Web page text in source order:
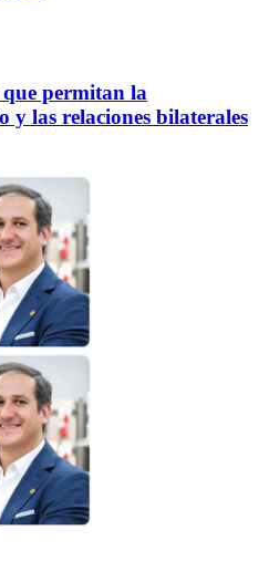
permitan la
y las relaciones bilaterales